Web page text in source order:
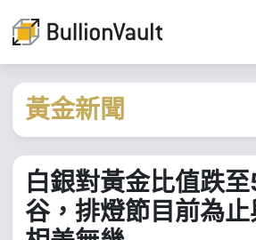
黃金新聞
白銀對黃金比值跌
谷，排燈節目前為